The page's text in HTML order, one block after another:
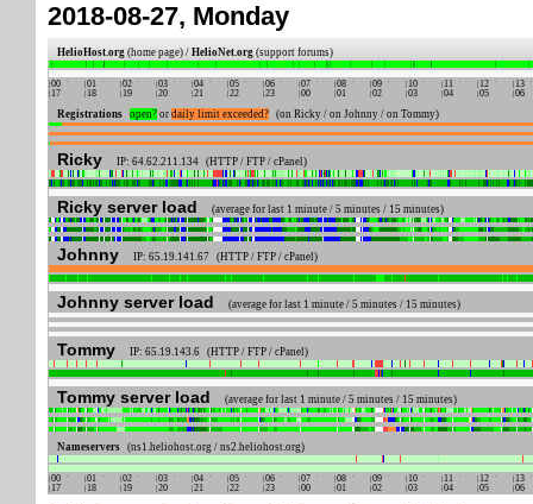
2018-08-27, Monday
HelioHost.org (home page) / HelioNet.org (support forums)
Registrations open? or daily limit exceeded? (on Ricky / on Johnny / on Tommy)
Ricky IP: 64.62.211.134 (HTTP / FTP / cPanel)
Ricky server load (average for last 1 minute / 5 minutes / 15 minutes)
Johnny IP: 65.19.141.67 (HTTP / FTP / cPanel)
Johnny server load (average for last 1 minute / 5 minutes / 15 minutes)
Tommy IP: 65.19.143.6 (HTTP / FTP / cPanel)
Tommy server load (average for last 1 minute / 5 minutes / 15 minutes)
Nameservers (ns1.heliohost.org / ns2.heliohost.org)
00 01 02 03 04 05 06 07 08 09 10 11 12
13
17
18 19 20 21 22 23 00 01 02 03 04 05 06
00 01 02 03 04 05 06 07 08 09 10 11 12
13
17
18 19 20 21 22 23 00 01 02 03 04 05 06